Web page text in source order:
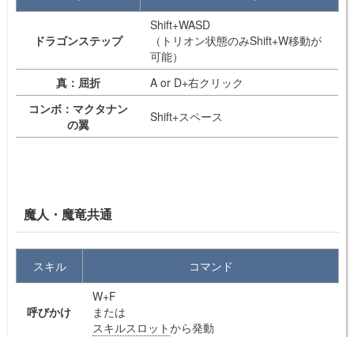
ドラゴンステップ
Shift+WASD
（トリオン状態のみShift+W移動が
可能）
真：屈折
A or D+右クリック
コンボ：マクタナン
の翼
Shift+スペース
魔人・魔竜共通
スキル コマンド
呼びかけ
W+F
または
スキルスロットから発動